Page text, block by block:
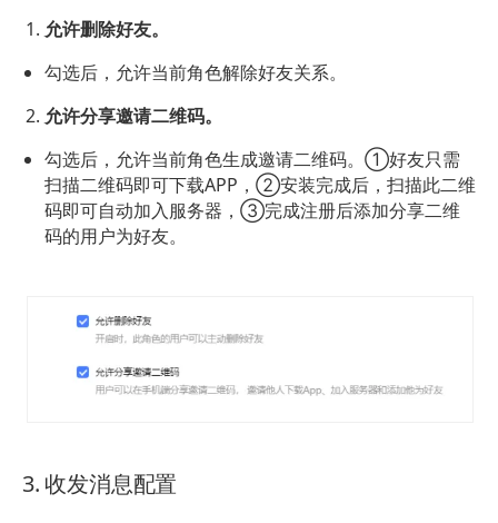
允许删除好友。
勾选后，允许当前角色解除好友关系。
允许分享邀请二维码。
勾选后，允许当前角色生成邀请二维码。①好友只需
扫描二维码即可下载APP，②安装完成后，扫描此二维
码即可自动加入服务器，③完成注册后添加分享二维
码的用户为好友。
3. 收发消息配置